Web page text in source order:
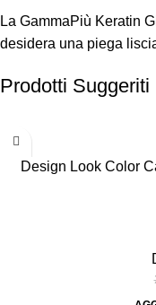
La GammaPiù Keratin
desidera una piega
Prodotti Suggeriti
Design Look Color